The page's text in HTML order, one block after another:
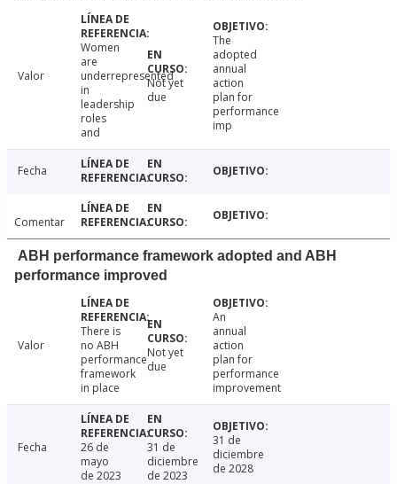
Valor
Women
are
underrepresented
in
leadership
roles
and
Not yet
due
The
adopted
annual
action
plan for
performance
imp
Fecha
Comentar
ABH performance framework adopted and ABH
performance improved
Valor
There is
no ABH
performance
framework
in place
Not yet
due
An
annual
action
plan for
performance
improvement
Fecha
26 de
mayo
de 2023
31 de
diciembre
de 2023
31 de
diciembre
de 2028